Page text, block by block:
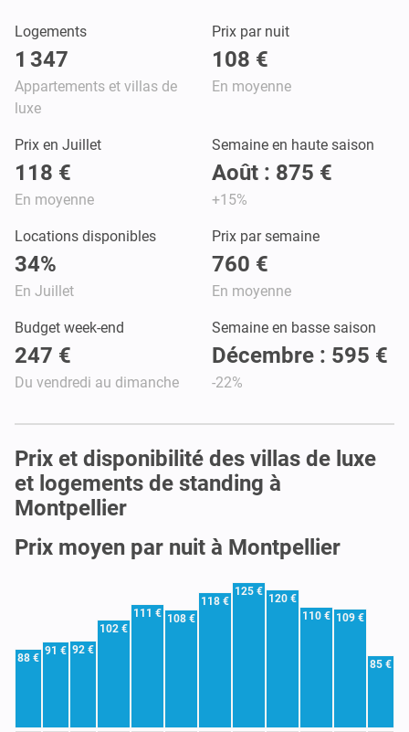
Logements
1 347
Appartements et villas de
luxe
Prix par nuit
108 €
En moyenne
Prix en Juillet
118 €
En moyenne
Semaine en haute saison
Août : 875 €
+15%
Locations disponibles
34%
En Juillet
Prix par semaine
760 €
En moyenne
Budget week-end
247 €
Du vendredi au dimanche
Semaine en basse saison
Décembre : 595 €
-22%
Prix et disponibilité des villas de luxe
et logements de standing à
Montpellier
Prix moyen par nuit à Montpellier
88 €
91 € 92 €
102 €
111 € 108 €
118 €
125 €
120 €
110 € 109 €
85 €